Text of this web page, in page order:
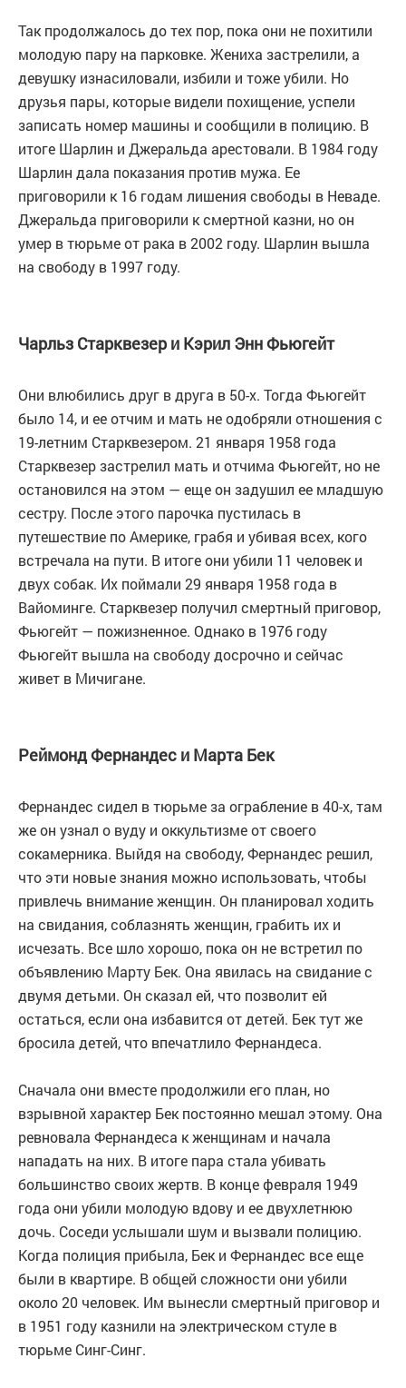
Так продолжалось до тех пор, пока они не похитили
молодую пару на парковке. Жениха застрелили, а
девушку изнасиловали, избили и тоже убили. Но
друзья пары, которые видели похищение, успели
записать номер машины и сообщили в полицию. В
итоге Шарлин и Джеральда арестовали. В 1984 году
Шарлин дала показания против мужа. Ее
приговорили к 16 годам лишения свободы в Неваде.
Джеральда приговорили к смертной казни, но он
умер в тюрьме от рака в 2002 году. Шарлин вышла
на свободу в 1997 году.
Чарльз Старквезер и Кэрил Энн Фьюгейт
Они влюбились друг в друга в 50-х. Тогда Фьюгейт
было 14, и ее отчим и мать не одобряли отношения с
19-летним Старквезером. 21 января 1958 года
Старквезер застрелил мать и отчима Фьюгейт, но не
остановился на этом — еще он задушил ее младшую
сестру. После этого парочка пустилась в
путешествие по Америке, грабя и убивая всех, кого
встречала на пути. В итоге они убили 11 человек и
двух собак. Их поймали 29 января 1958 года в
Вайоминге. Старквезер получил смертный приговор,
Фьюгейт — пожизненное. Однако в 1976 году
Фьюгейт вышла на свободу досрочно и сейчас
живет в Мичигане.
Реймонд Фернандес и Марта Бек
Фернандес сидел в тюрьме за ограбление в 40-х, там
же он узнал о вуду и оккультизме от своего
сокамерника. Выйдя на свободу, Фернандес решил,
что эти новые знания можно использовать, чтобы
привлечь внимание женщин. Он планировал ходить
на свидания, соблазнять женщин, грабить их и
исчезать. Все шло хорошо, пока он не встретил по
объявлению Марту Бек. Она явилась на свидание с
двумя детьми. Он сказал ей, что позволит ей
остаться, если она избавится от детей. Бек тут же
бросила детей, что впечатлило Фернандеса.
Сначала они вместе продолжили его план, но
взрывной характер Бек постоянно мешал этому. Она
ревновала Фернандеса к женщинам и начала
нападать на них. В итоге пара стала убивать
большинство своих жертв. В конце февраля 1949
года они убили молодую вдову и ее двухлетнюю
дочь. Соседи услышали шум и вызвали полицию.
Когда полиция прибыла, Бек и Фернандес все еще
были в квартире. В общей сложности они убили
около 20 человек. Им вынесли смертный приговор и
в 1951 году казнили на электрическом стуле в
тюрьме Синг-Синг.